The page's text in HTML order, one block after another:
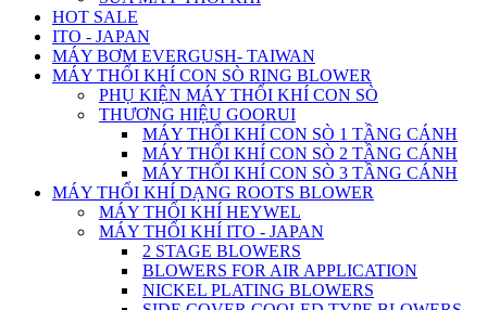
HOT SALE
ITO - JAPAN
MÁY BƠM EVERGUSH- TAIWAN
MÁY THỔI KHÍ CON SÒ RING BLOWER
PHỤ KIỆN MÁY THỔI KHÍ CON SÒ
THƯƠNG HIỆU GOORUI
MÁY THỔI KHÍ CON SÒ 1 TẦNG CÁNH
MÁY THỔI KHÍ CON SÒ 2 TẦNG CÁNH
MÁY THỔI KHÍ CON SÒ 3 TẦNG CÁNH
MÁY THỔI KHÍ DẠNG ROOTS BLOWER
MÁY THỔI KHÍ HEYWEL
MÁY THỔI KHÍ ITO - JAPAN
2 STAGE BLOWERS
BLOWERS FOR AIR APPLICATION
NICKEL PLATING BLOWERS